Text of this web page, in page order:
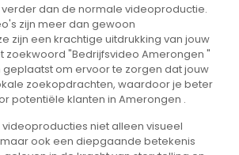
dan de normale videoproductie.
zijn meer dan gewoon
zijn een krachtige uitdrukking van jouw
zoekwoord "Bedrijfsvideo Amerongen "
om ervoor te zorgen dat jouw
zoekopdrachten, waardoor je beter
potentiële klanten in Amerongen .
niet alleen visueel
ook een diepgaande betekenis